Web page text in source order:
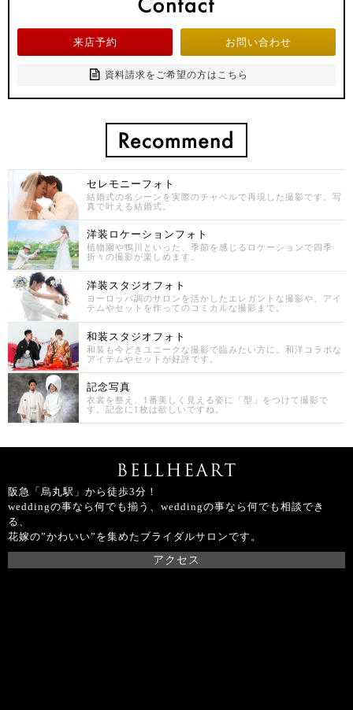
来店予約 お問い合わせ
資料請求をご希望の方はこちら
セレモニーフォト
結婚式の名シーンを実際のチャペルで再現した撮影です。写
真で叶える結婚式。
洋装ロケーションフォト
植物園や鴨川といった、季節を感じるロケーションで四季
折々の撮影が楽しめます。
洋装スタジオフォト
ヨーロッパ調のサロンを活かしたエレガントな撮影や、アイ
テムやセットを作ってのコミカルな撮影まで。
和装スタジオフォト
和装も今どきユニークな撮影で臨みたい方に。和洋コラボな
アイテムやセットが好評です。
記念写真
衣裳を整え、1番美しく見える姿に「型」をつけて撮影で
す。記念に1枚は欲しいですね。
阪急「烏丸駅」から徒歩3分！
weddingの事なら何でも揃う、weddingの事なら何でも相談でき
る、
花嫁の”かわいい”を集めたブライダルサロンです。
アクセス